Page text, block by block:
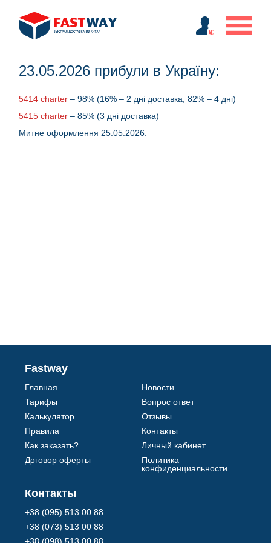
23.05.2026 прибули в Україну:
5414 charter – 98% (16% – 2 дні доставка, 82% – 4 дні)
5415 charter – 85% (3 дні доставка)
Митне оформлення 25.05.2026.
Fastway
Главная
Тарифы
Калькулятор
Правила
Как заказать?
Договор оферты
Новости
Вопрос ответ
Отзывы
Контакты
Личный кабинет
Политика
конфиденциальности
Контакты
+38 (095) 513 00 88
+38 (073) 513 00 88